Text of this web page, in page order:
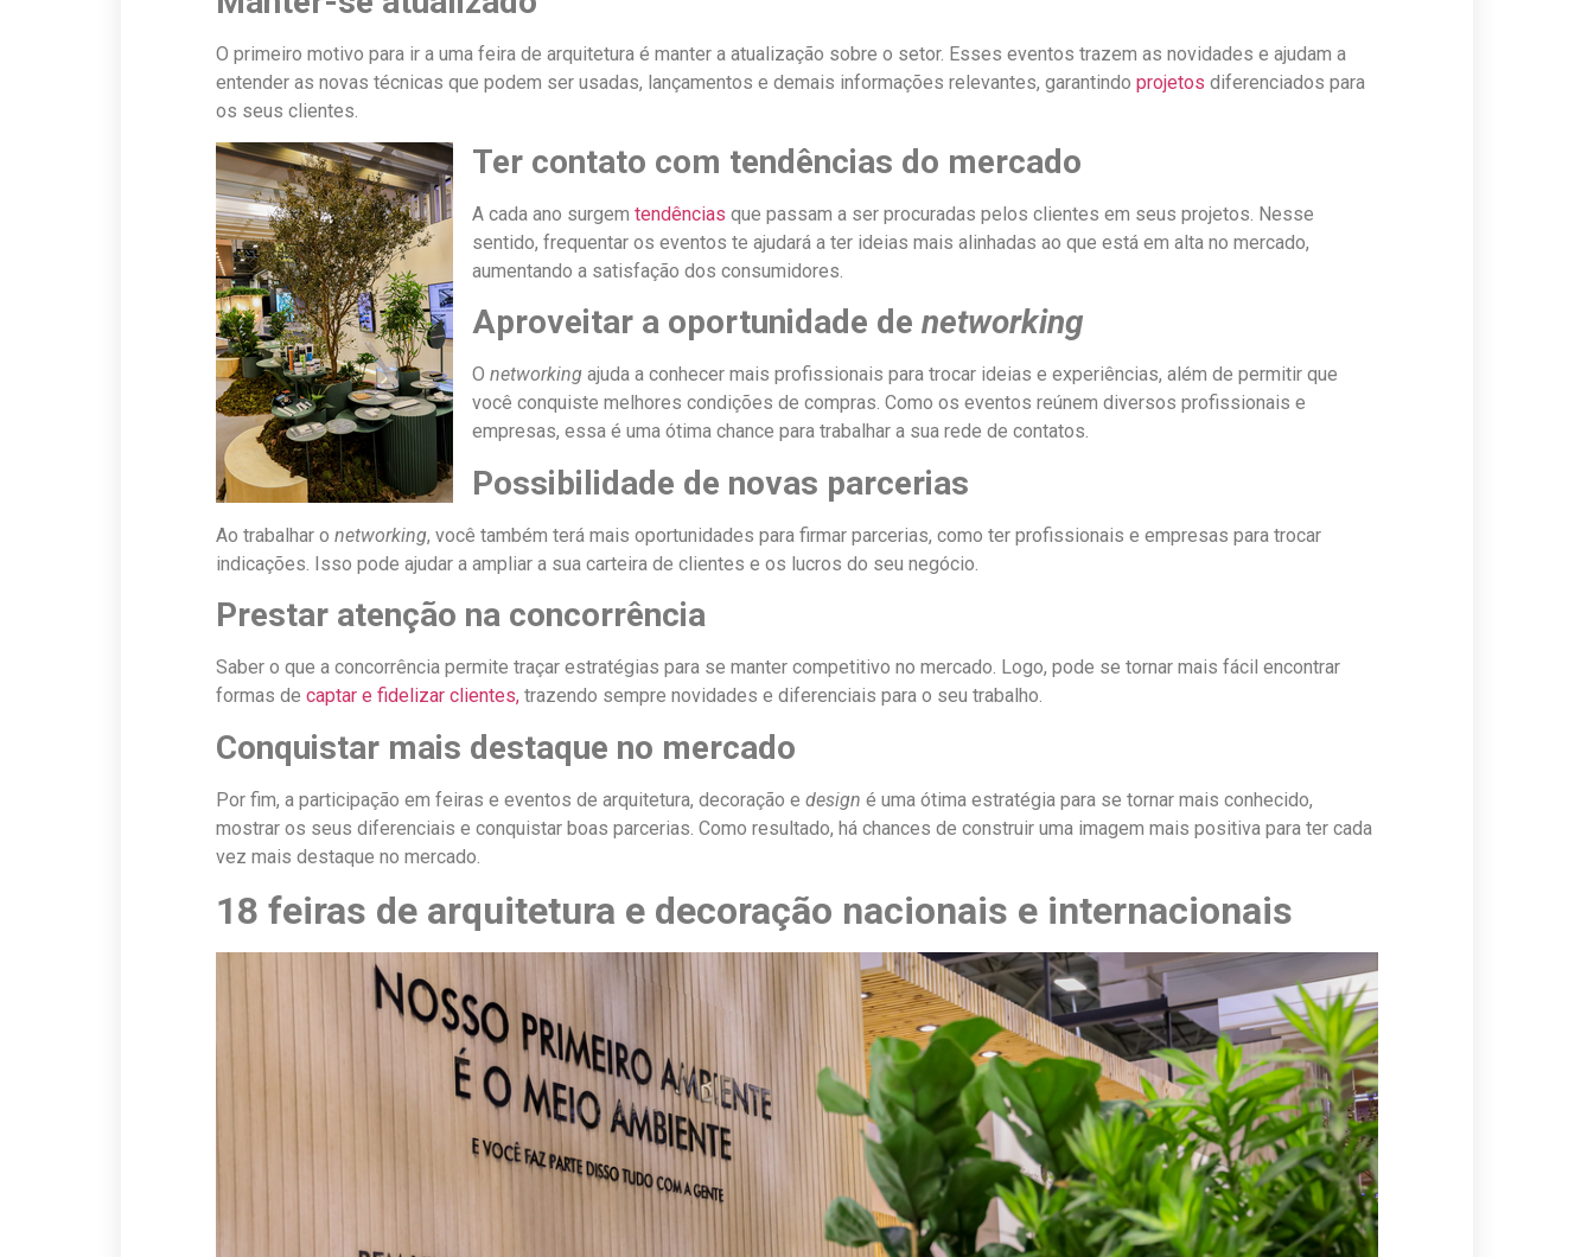
O primeiro motivo para ir a uma feira de arquitetura é manter a atualização sobre o setor. Esses eventos trazem as novidades e ajudam a
entender as novas técnicas que podem ser usadas, lançamentos e demais informações relevantes, garantindo projetos diferenciados para
os seus clientes.
Ter contato com tendências do mercado
A cada ano surgem tendências que passam a ser procuradas pelos clientes em seus projetos. Nesse
sentido, frequentar os eventos te ajudará a ter ideias mais alinhadas ao que está em alta no mercado,
aumentando a satisfação dos consumidores.
Aproveitar a oportunidade de networking
O networking ajuda a conhecer mais profissionais para trocar ideias e experiências, além de permitir que
você conquiste melhores condições de compras. Como os eventos reúnem diversos profissionais e
empresas, essa é uma ótima chance para trabalhar a sua rede de contatos.
Possibilidade de novas parcerias
Ao trabalhar o networking, você também terá mais oportunidades para firmar parcerias, como ter profissionais e empresas para trocar
indicações. Isso pode ajudar a ampliar a sua carteira de clientes e os lucros do seu negócio.
Prestar atenção na concorrência
Saber o que a concorrência permite traçar estratégias para se manter competitivo no mercado. Logo, pode se tornar mais fácil encontrar
formas de captar e fidelizar clientes, trazendo sempre novidades e diferenciais para o seu trabalho.
Conquistar mais destaque no mercado
Por fim, a participação em feiras e eventos de arquitetura, decoração e design é uma ótima estratégia para se tornar mais conhecido,
mostrar os seus diferenciais e conquistar boas parcerias. Como resultado, há chances de construir uma imagem mais positiva para ter cada
vez mais destaque no mercado.
18 feiras de arquitetura e decoração nacionais e internacionais